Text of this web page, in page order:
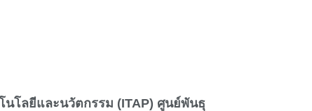
โลยีและนวัตกรรม (ITAP) ศูนย์พันธุ